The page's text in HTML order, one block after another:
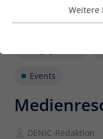
Events
DENIC-Redaktion
Nutzungsanalyse
Cookies zur
Weitere